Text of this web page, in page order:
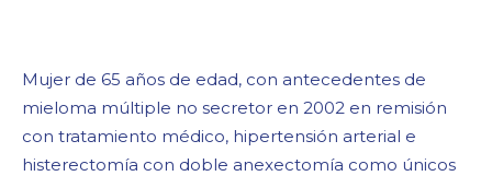
Mujer de 65 años de edad, con antecedentes de
mieloma múltiple no secretor en 2002 en remisión
con tratamiento médico, hipertensión arterial e
histerectomía con doble anexectomía como únicos